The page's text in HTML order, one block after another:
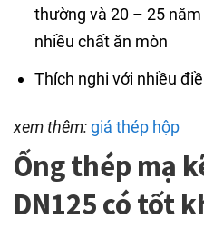
thường và 20 – 25
nhiều chất ăn mòn
Thích nghi với nhiều
xem thêm:giá thép hộp
Ống thép mạ
DN125 có tốt